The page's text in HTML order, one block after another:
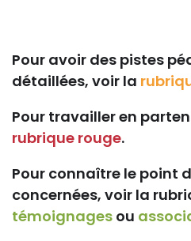
Pour avoir des pistes
détaillées, voir la
Pour travailler en
rubrique rouge.
Pour connaître le point
concernées, voir la
témoignages ou